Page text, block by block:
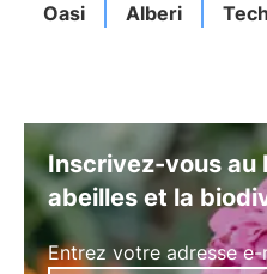
Oasi Alberi
Inscrivez-vous au
abeilles et la
Entrez votre adresse